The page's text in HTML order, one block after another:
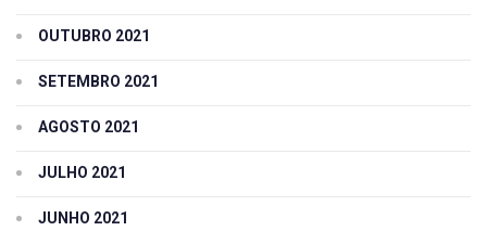
OUTUBRO 2021
SETEMBRO 2021
AGOSTO 2021
JULHO 2021
JUNHO 2021